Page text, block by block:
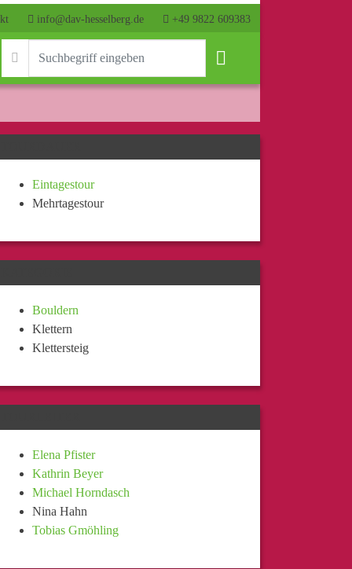
info@dav-hesselberg.de +49 9822 609383
Eintagestour
Mehrtagestour
Bouldern
Klettern
Klettersteig
Elena Pfister
Kathrin Beyer
Michael Horndasch
Nina Hahn
Tobias Gmöhling